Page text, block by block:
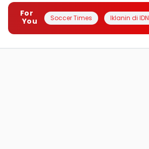
For
You
Soccer Times Iklanin di IDN